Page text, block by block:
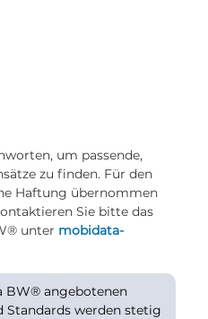
um passende,
zu finden. Für den
Haftung übernommen
Sie bitte das
unter mobidata-
BW® angebotenen
Standards werden stetig